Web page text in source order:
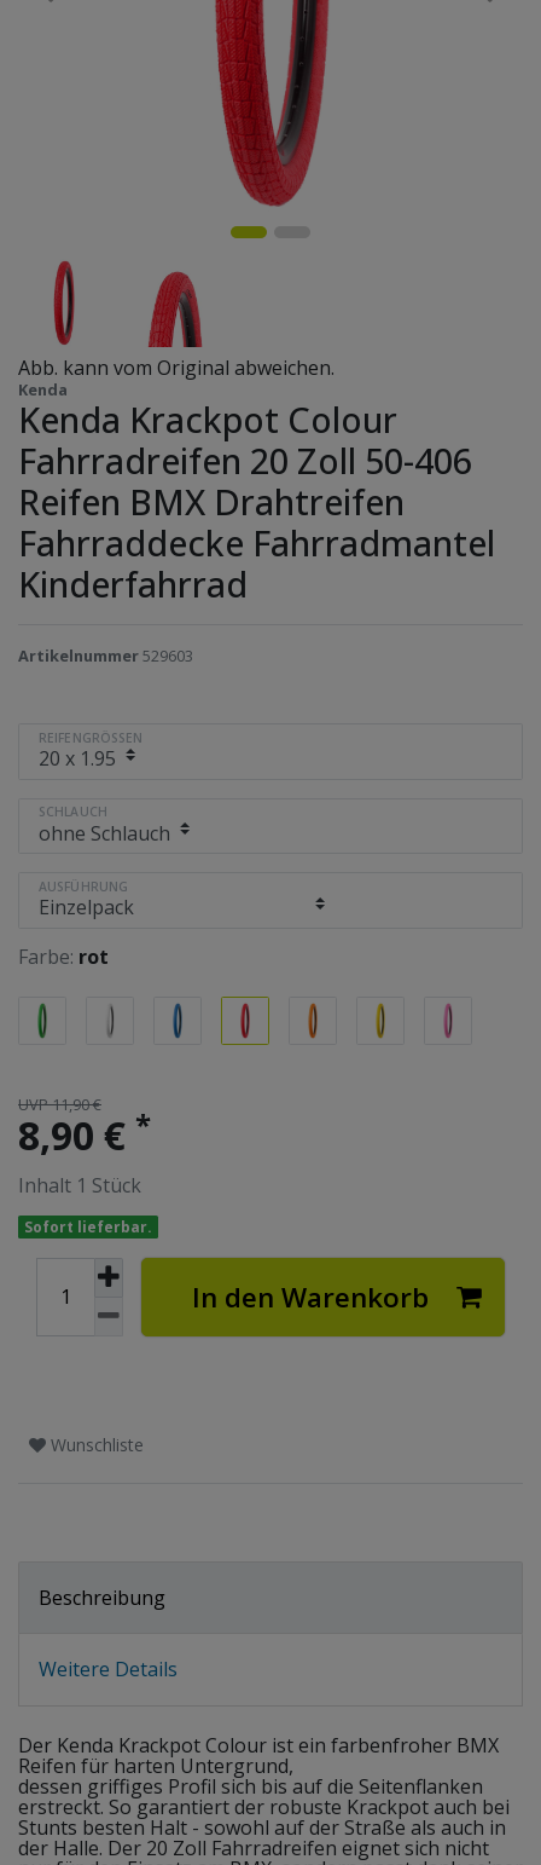
Abb. kann vom Original abweichen.
Kenda
Kenda Krackpot Colour
Fahrradreifen 20 Zoll 50-406
Reifen BMX Drahtreifen
Fahrraddecke Fahrradmantel
Kinderfahrrad
Artikelnummer529603
REIFENGRÖSSEN
SCHLAUCH
AUSFÜHRUNG
Farbe: rot
UVP 11,90 €
8,90 € *
Inhalt 1 Stück
Sofort lieferbar.
In den Warenkorb
Wunschliste
Beschreibung
Weitere Details
Der Kenda Krackpot Colour ist ein farbenfroher BMX
Reifen für harten Untergrund,
dessen griffiges Profil sich bis auf die Seitenflanken
erstreckt. So garantiert der robuste Krackpot auch bei
Stunts besten Halt - sowohl auf der Straße als auch in
der Halle. Der 20 Zoll Fahrradreifen eignet sich nicht